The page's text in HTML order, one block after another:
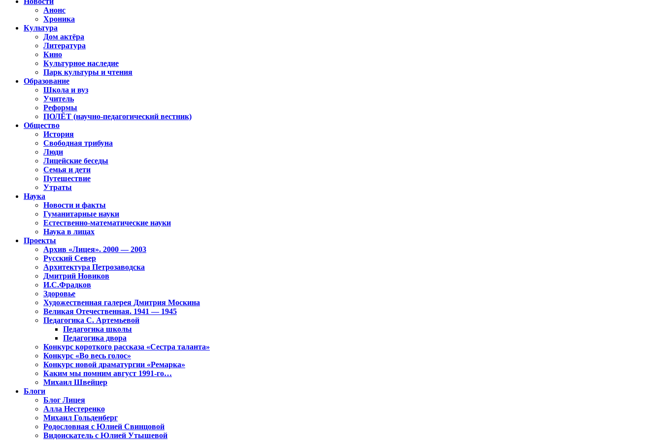
Анонс
Хроника
Культура
Дом актёра
Литература
Кино
Культурное наследие
Парк культуры и чтения
Образование
Школа и вуз
Учитель
Реформы
ПОЛЁТ (научно-педагогический вестник)
Общество
История
Свободная трибуна
Люди
Лицейские беседы
Семья и дети
Путешествие
Утраты
Наука
Новости и факты
Гуманитарные науки
Естественно-математические науки
Наука в лицах
Проекты
Архив «Лицея». 2000 — 2003
Русский Север
Архитектура Петрозаводска
Дмитрий Новиков
И.С.Фрадков
Здоровье
Художественная галерея Дмитрия Москина
Великая Отечественная. 1941 — 1945
Педагогика С. Артемьевой
Педагогика школы
Педагогика двора
Конкурс короткого рассказа «Сестра таланта»
Конкурс «Во весь голос»
Конкурс новой драматургии «Ремарка»
Каким мы помним август 1991-го…
Михаил Швейцер
Блоги
Блог Лицея
Алла Нестеренко
Михаил Гольденберг
Родословная с Юлией Свинцовой
Видоискатель с Юлией Утышевой